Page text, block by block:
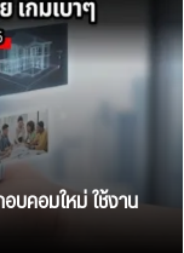
บคอมใหม่ ใช้งาน